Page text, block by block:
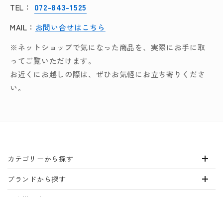
TEL：
072-843-1525
MAIL： お問い合せはこちら
※ネットショップで気になった商品を、実際にお手に取
ってご覧いただけます。
お近くにお越しの際は、ぜひお気軽にお立ち寄りくださ
い。
カテゴリーから探す
ブランドから探す